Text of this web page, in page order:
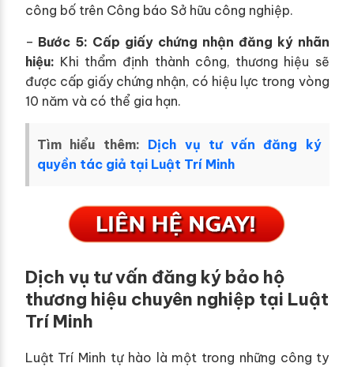
công bố trên Công báo Sở hữu công nghiệp.
– Bước 5: Cấp giấy chứng nhận đăng ký nhãn
hiệu: Khi thẩm định thành công, thương hiệu sẽ
được cấp giấy chứng nhận, có hiệu lực trong vòng
10 năm và có thể gia hạn.
Tìm hiểu thêm: Dịch vụ tư vấn đăng ký
quyền tác giả tại Luật Trí Minh
Dịch vụ tư vấn đăng ký bảo hộ
thương hiệu chuyên nghiệp tại Luật
Trí Minh
Luật Trí Minh tự hào là một trong những công ty